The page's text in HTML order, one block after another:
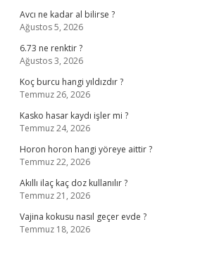
Avcı ne kadar al bilirse ?
Ağustos 5, 2026
6.73 ne renktir ?
Ağustos 3, 2026
Koç burcu hangi yıldızdır ?
Temmuz 26, 2026
Kasko hasar kaydı işler mi ?
Temmuz 24, 2026
Horon horon hangi yöreye aittir ?
Temmuz 22, 2026
Akıllı ilaç kaç doz kullanılır ?
Temmuz 21, 2026
Vajina kokusu nasıl geçer evde ?
Temmuz 18, 2026